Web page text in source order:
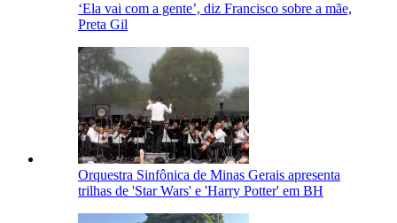
‘Ela vai com a gente’, diz Francisco sobre a mãe,
Preta Gil
Orquestra Sinfônica de Minas Gerais apresenta
trilhas de 'Star Wars' e 'Harry Potter' em BH